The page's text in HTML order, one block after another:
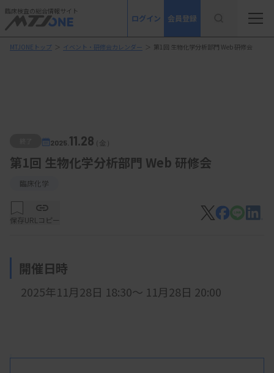
臨床検査の総合情報サイト
ログイン 会員登録
MTJONEトップ ＞ イベント・研修会カレンダー ＞ 第1回 生物化学分析部門 Web 研修会
2025. 11.28（金）
第1回 生物化学分析部門 Web 研修会
臨床化学
保存URLコピー
開催日時
2025年11月28日 18:30～ 11月28日 20:00